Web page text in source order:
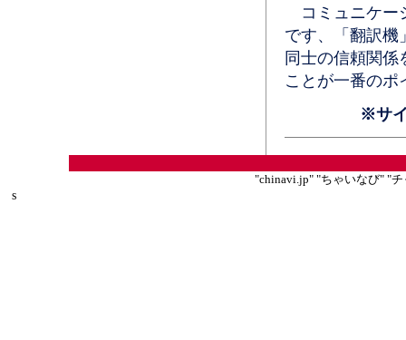
コミュニケー
です、「翻訳機
同士の信頼関
ことが一番のポ
※サ
"chinavi.jp" "ちゃいなび" "
s